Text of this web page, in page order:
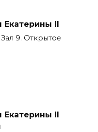
Екатерины II
9. Открытое
Екатерины II